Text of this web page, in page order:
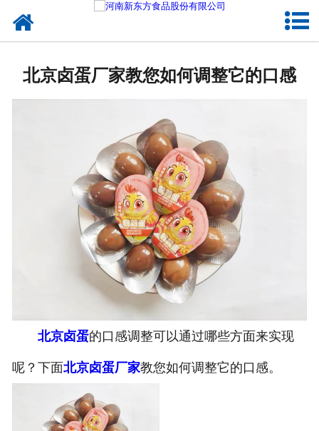
关于新东方
加入新东方
联系我们
北京卤蛋厂家教您如何调整它的口感
北京卤蛋的口感调整可以通过哪些方面来实现
呢？下面北京卤蛋厂家教您如何调整它的口感。